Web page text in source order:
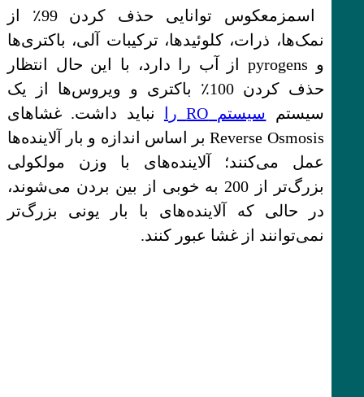
اسمزمعکوس توانایی حذف کردن 99٪ از
نمک‌ها، ذرات، کلوئیدها، ترکیبات آلی، باکتری‌ها
و pyrogens از آب را دارد، با این حال انتظار
حذف کردن 100٪ باکتری و ویروس‌ها از یک
سیستم سیستم RO را
نباید داشت. غشاهای
Reverse Osmosis بر اساس اندازه و بار آلاینده‌ها
عمل می‌کنند؛ آلاینده‌های با وزن مولکولی
بزرگ‌تر از 200 به خوبی از بین بردن می‌شوند،
در حالی که آلاینده‌های با بار یونی بزرگ‌تر
نمی‌توانند از غشا عبور کنند.